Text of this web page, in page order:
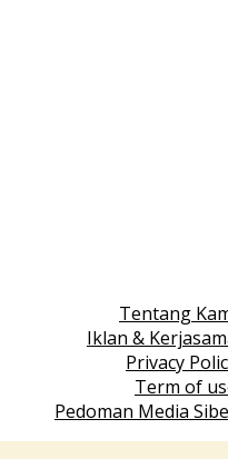
Tentang
Iklan &
Privacy
Term of
Pedoman Media